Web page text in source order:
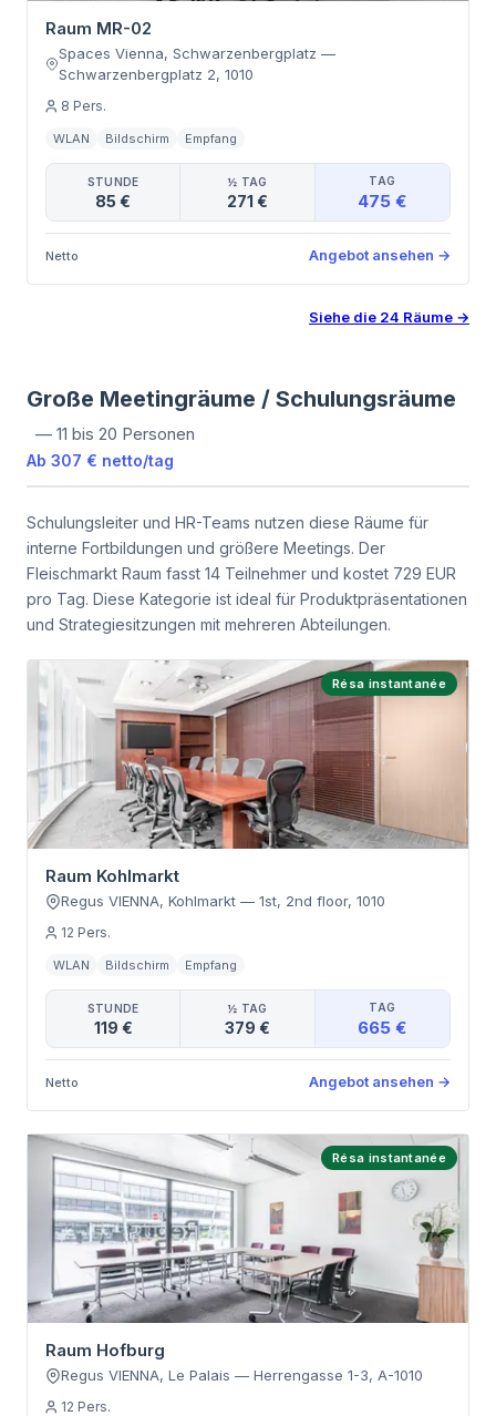
Raum MR-02
Spaces Vienna, Schwarzenbergplatz —
Schwarzenbergplatz 2, 1010
8 Pers.
WLAN Bildschirm Empfang
STUNDE
85 €
½ TAG
271 €
TAG
475 €
Netto Angebot ansehen →
Siehe die 24 Räume →
Große Meetingräume / Schulungsräume
— 11 bis 20 Personen
Ab 307 € netto/tag
Schulungsleiter und HR-Teams nutzen diese Räume für
interne Fortbildungen und größere Meetings. Der
Fleischmarkt Raum fasst 14 Teilnehmer und kostet 729 EUR
pro Tag. Diese Kategorie ist ideal für Produktpräsentationen
und Strategiesitzungen mit mehreren Abteilungen.
Résa instantanée
Raum Kohlmarkt
Regus VIENNA, Kohlmarkt — 1st, 2nd floor, 1010
12 Pers.
WLAN Bildschirm Empfang
STUNDE
119 €
½ TAG
379 €
TAG
665 €
Netto Angebot ansehen →
Résa instantanée
Raum Hofburg
Regus VIENNA, Le Palais — Herrengasse 1-3, A-1010
12 Pers.